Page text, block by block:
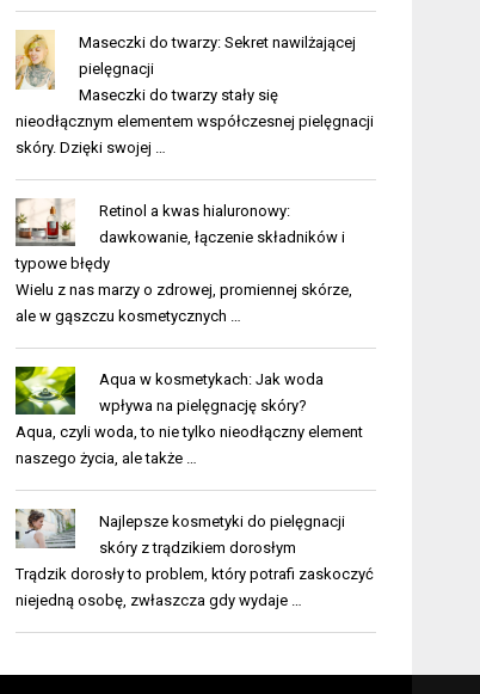
Maseczki do twarzy: Sekret nawilżającej
pielęgnacji
Maseczki do twarzy stały się
nieodłącznym elementem współczesnej pielęgnacji
skóry. Dzięki swojej …
Retinol a kwas hialuronowy:
dawkowanie, łączenie składników i
typowe błędy
Wielu z nas marzy o zdrowej, promiennej skórze,
ale w gąszczu kosmetycznych …
Aqua w kosmetykach: Jak woda
wpływa na pielęgnację skóry?
Aqua, czyli woda, to nie tylko nieodłączny element
naszego życia, ale także …
Najlepsze kosmetyki do pielęgnacji
skóry z trądzikiem dorosłym
Trądzik dorosły to problem, który potrafi zaskoczyć
niejedną osobę, zwłaszcza gdy wydaje …